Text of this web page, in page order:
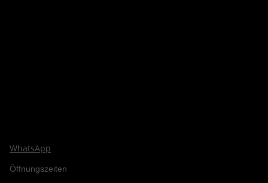
WhatsApp
Öffnungszeiten